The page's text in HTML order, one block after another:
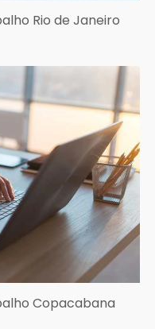
Rio de Janeiro
Copacabana